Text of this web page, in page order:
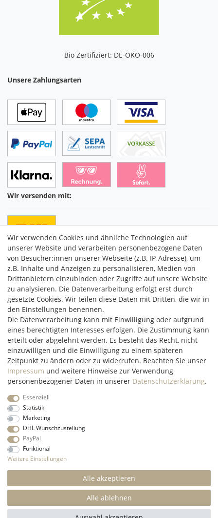
Bio Zertifiziert: DE-ÖKO-006
Unsere Zahlungsarten
Wir versenden mit:
C2M COMMERCE GmbH
Hüttenheim 119
97348 Willanzheim
Mo-Fr: 09:00 - 14:00 Uhr
service@c2m-commerce.com
Persönlich:093 26 - 97 97 90
Impressum
Vertrag widerrufen
* Alle Preise inkl. gesetzl. Mehrwertsteuer und ohne
Versandkosten innerhalb Deutschlands, wenn nicht anders
beschrieben
© 2022 C2M COMMERCE Onlineshop - All Rights
Reserved.
Wir verwenden Cookies und ähnliche Technologien auf
unserer Website und verarbeiten personenbezogene Daten
von Besucher:innen unserer Webseite (z.B. IP-Adresse), um
z.B. Inhalte und Anzeigen zu personalisieren, Medien von
Drittanbietern einzubinden oder Zugriffe auf unsere Website
zu analysieren. Die Datenverarbeitung erfolgt erst durch
gesetzte Cookies. Wir teilen diese Daten mit Dritten, die wir in
den Einstellungen benennen.
Die Datenverarbeitung kann mit Einwilligung oder aufgrund
eines berechtigten Interesses erfolgen. Die Zustimmung kann
erteilt oder abgelehnt werden. Es besteht das Recht, nicht
einzuwilligen und die Einwilligung zu einem späteren
Zeitpunkt zu ändern oder zu widerrufen. Beachten Sie unser
Impressum und weitere Hinweise zur Verwendung
personenbezogener Daten in unserer Daten­schutz­erklärung.
Essenziell
Statistik
Marketing
DHL Wunschzustellung
PayPal
Funktional
Weitere Einstellungen
Alle akzeptieren
Alle ablehnen
SEHR GUT (4.84 / 5)